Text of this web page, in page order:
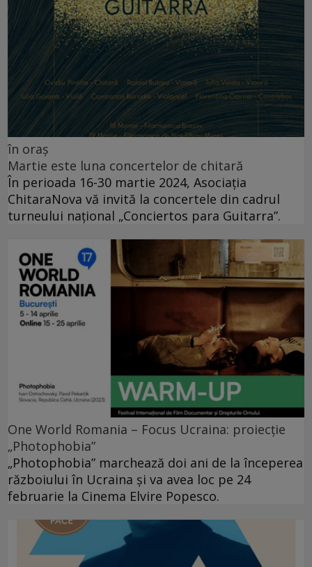
în oraș
Martie este luna concertelor de chitară
În perioada 16-30 martie 2024, Asociația
ChitaraNova vă invită la concertele din cadrul
turneului național „Conciertos para Guitarra”.
One World Romania – Focus Ucraina: proiecție
„Photophobia”
„Photophobia” marchează doi ani de la începerea
războiului în Ucraina și va avea loc pe 24
februarie la Cinema Elvire Popesco.